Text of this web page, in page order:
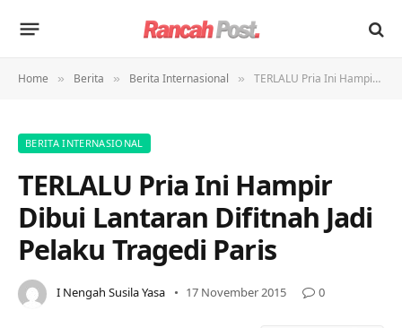
Home » Berita » Berita Internasional » TERLALU Pria Ini Hampir Dibui Lantaran Difitnah Jadi Pelaku Tragedi Paris
BERITA INTERNASIONAL
TERLALU Pria Ini Hampir
Dibui Lantaran Difitnah Jadi
Pelaku Tragedi Paris
I Nengah Susila Yasa 17 November 2015 0